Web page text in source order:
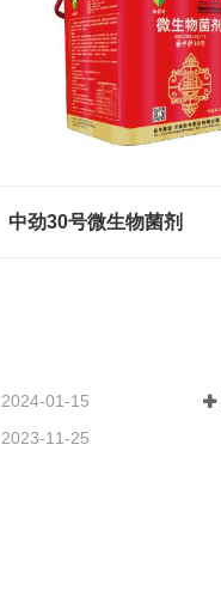
中劲30号微生物菌剂
2024-01-15
2023-11-25